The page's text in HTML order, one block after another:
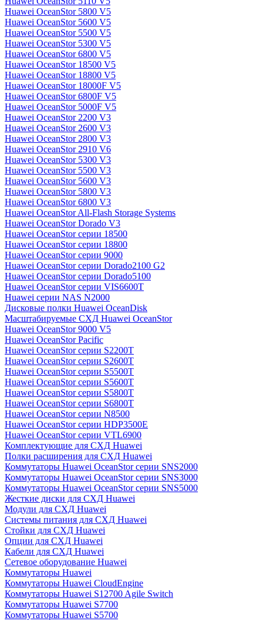
Huawei OceanStor 5800 V5
Huawei OceanStor 5600 V5
Huawei OceanStor 5500 V5
Huawei OceanStor 5300 V5
Huawei OceanStor 6800 V5
Huawei OceanStor 18500 V5
Huawei OceanStor 18800 V5
Huawei OceanStor 18000F V5
Huawei OceanStor 6800F V5
Huawei OceanStor 5000F V5
Huawei OceanStor 2200 V3
Huawei OceanStor 2600 V3
Huawei OceanStor 2800 V3
Huawei OceanStor 2910 V6
Huawei OceanStor 5300 V3
Huawei OceanStor 5500 V3
Huawei OceanStor 5600 V3
Huawei OceanStor 5800 V3
Huawei OceanStor 6800 V3
Huawei OceanStor All-Flash Storage Systems
Huawei OceanStor Dorado V3
Huawei OceanStor серии 18500
Huawei OceanStor серии 18800
Huawei OceanStor серии 9000
Huawei OceanStor серии Dorado2100 G2
Huawei OceanStor серии Dorado5100
Huawei OceanStor серии VIS6600T
Huawei серии NAS N2000
Дисковые полки Huawei OceanDisk
Масштабируемые СХД Huawei OceanStor
Huawei OceanStor 9000 V5
Huawei OceanStor Pacific
Huawei OceanStor серии S2200T
Huawei OceanStor серии S2600T
Huawei OceanStor серии S5500T
Huawei OceanStor серии S5600T
Huawei OceanStor серии S5800T
Huawei OceanStor серии S6800T
Huawei OceanStor серии N8500
Huawei OceanStor серии HDP3500E
Huawei OceanStor серии VTL6900
Комплектующие для СХД Huawei
Полки расширения для СХД Huawei
Коммутаторы Huawei OceanStor серии SNS2000
Коммутаторы Huawei OceanStor серии SNS3000
Коммутаторы Huawei OceanStor серии SNS5000
Жесткие диски для СХД Huawei
Модули для СХД Huawei
Системы питания для СХД Huawei
Стойки для СХД Huawei
Опции для СХД Huawei
Кабели для СХД Huawei
Сетевое оборудование Huawei
Коммутаторы Huawei
Коммутаторы Huawei CloudEngine
Коммутаторы Huawei S12700 Agile Switch
Коммутаторы Huawei S7700
Коммутаторы Huawei S5700